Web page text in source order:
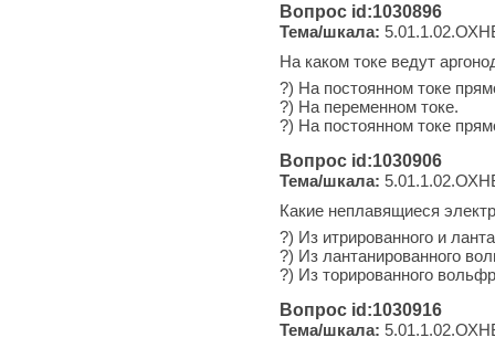
Вопрос id:1030896
Тема/шкала:
На каком токе ведут
?) На постоянном токе
?) На переменном токе.
?) На постоянном токе
Вопрос id:1030906
Тема/шкала:
Какие неплавящиеся
?) Из итрированного и
?) Из лантанированного
?) Из торированного
Вопрос id:1030916
Тема/шкала: